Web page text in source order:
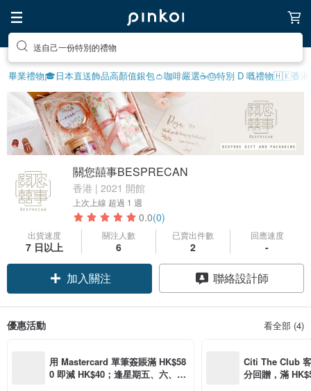
送自己一份特別的禮物
畢業禮物🎓日本直送飾品高顏值銀包👛咖啡嚴選☕️🎂特別 D 嘅禮物🇭🇰香港
關您囍事BESPRECAN
香港 | 2021 開館
上次上線 超過 1 週
0.0(0)
出貨速度
7 日以上
關注人數
6
已賣出件數
2
回應速度
-
加入關注 聯絡設計師
優惠活動 看全部 (4)
用 Mastercard 單筆簽賬滿 HK$58
0 即減 HK$40；逢星期五、六、日
Citi The Club
分回贈，滿